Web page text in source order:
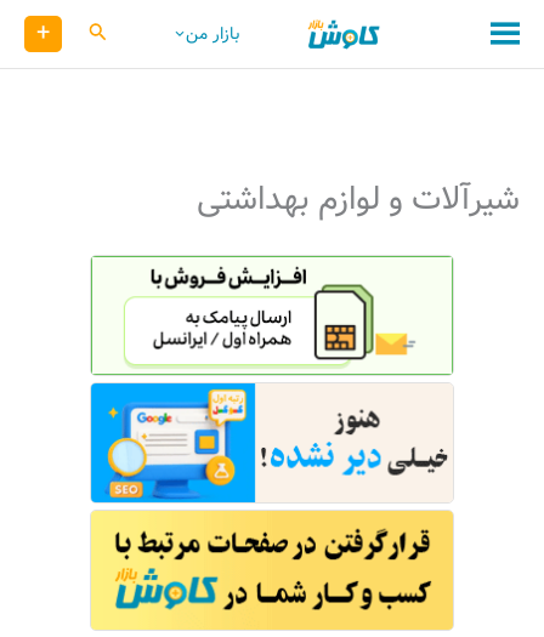
محتوا
بازار من کاوش +
شیرآلات و لوازم بهداشتی